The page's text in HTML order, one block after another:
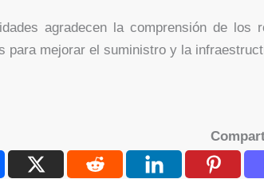
agradecen la comprensión de
para mejorar el suministro y la